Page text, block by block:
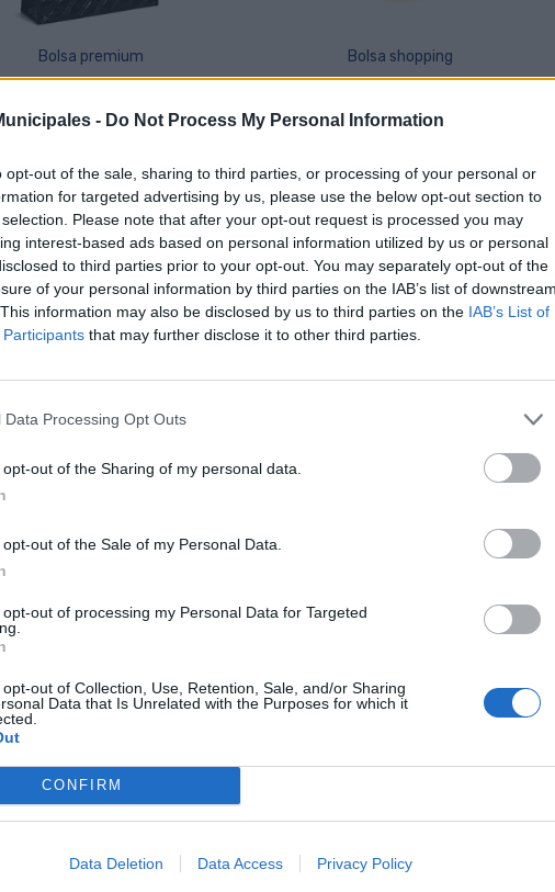
- Do Not Process My Personal Information
opt-out of the sale, sharing to third parties, or processing of your personal or
for targeted advertising by us, please use the below opt-out section to
Please note that after your opt-out request is processed you may
interest-based ads based on personal information utilized by us or personal
to third parties prior to your opt-out. You may separately opt-out of the
of your personal information by third parties on the IAB’s list of downstream
information may also be disclosed by us to third parties on the IAB’s List of
that may further disclose it to other third parties.
Data Processing Opt Outs
out of the Sharing of my personal data.
out of the Sale of my Personal Data.
out of processing my Personal Data for Targeted
out of Collection, Use, Retention, Sale, and/or Sharing
Data that Is Unrelated with the Purposes for which it
CONFIRM
Data Deletion Data Access Privacy Policy
Bolsa premium Bolsa shopping
4,00 € 1,00 €